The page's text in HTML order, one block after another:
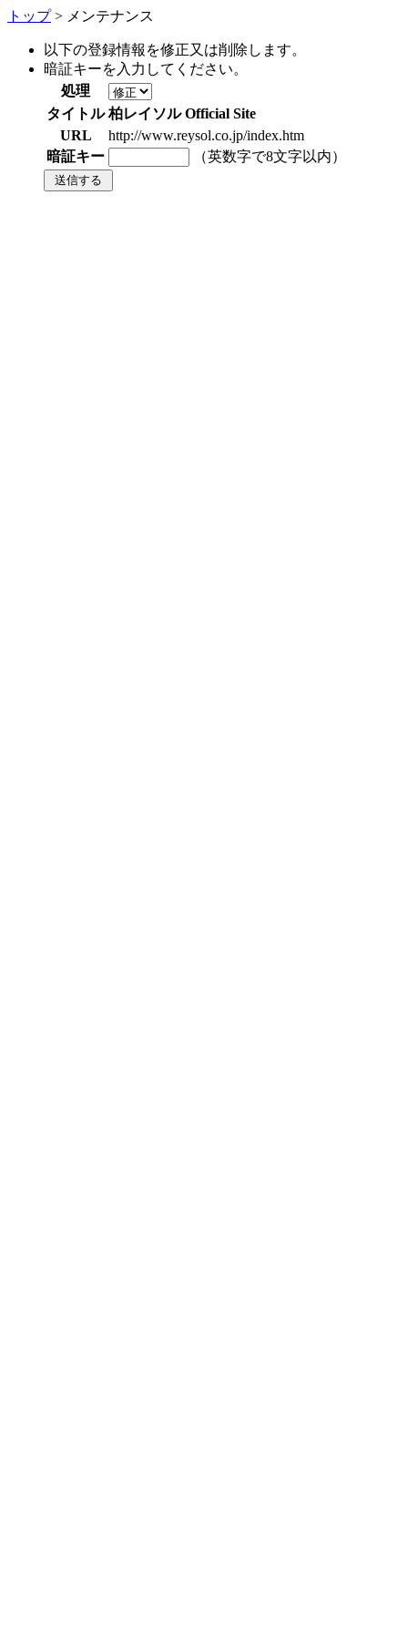
トップ> メンテナンス
以下の登録情報を修正又は削除します。
暗証キーを入力してください。
処理
タイトル 柏レイソル Official Site
URL
http://www.reysol.co.jp/index.htm
暗証キー
（英数字で8文字以内）